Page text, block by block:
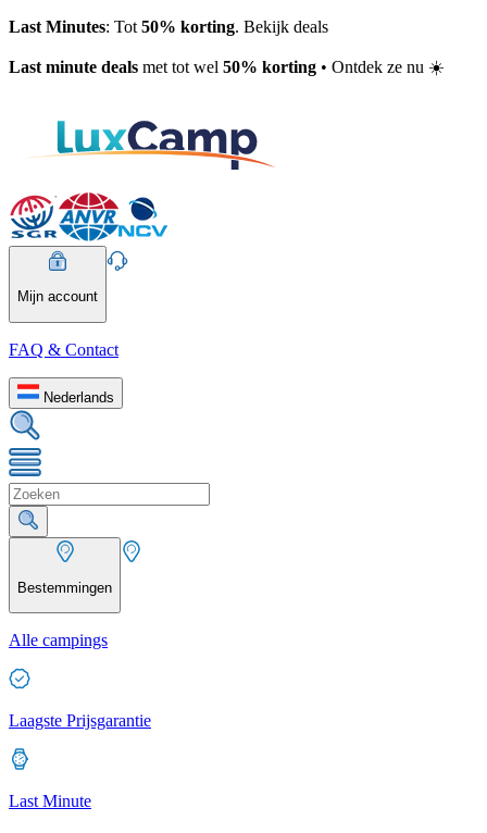
Last Minutes: Tot 50% korting. Bekijk deals
Last minute deals met tot wel 50% korting • Ontdek ze nu ☀️
Mijn account
FAQ & Contact
Nederlands
Bestemmingen
Alle campings
Laagste Prijsgarantie
Last Minute